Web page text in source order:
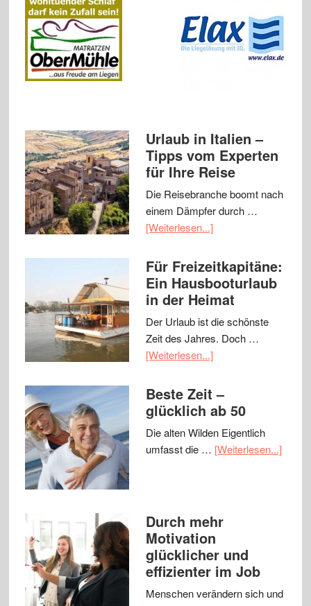
Urlaub in Italien –
Tipps vom Experten
für Ihre Reise
Die Reisebranche boomt nach
einem Dämpfer durch …
[Weiterlesen...]
Für Freizeitkapitäne:
Ein Hausbooturlaub
in der Heimat
Der Urlaub ist die schönste
Zeit des Jahres. Doch …
[Weiterlesen...]
Beste Zeit –
glücklich ab 50
Die alten Wilden Eigentlich
umfasst die … [Weiterlesen...]
Durch mehr
Motivation
glücklicher und
effizienter im Job
Menschen verändern sich und